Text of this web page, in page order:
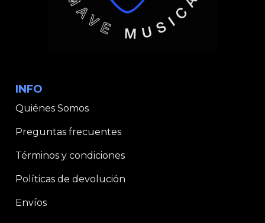
INFO
Quiénes Somos
Preguntas frecuentes
Términos y condiciones
Políticas de devolución
Envíos